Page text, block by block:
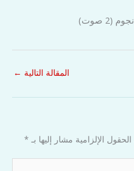
نجوم (
2 صوت)
المقالة التالية ←
الحقول الإلزامية مشار إليها بـ *